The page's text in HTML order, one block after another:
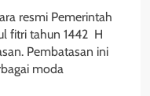
resmi Pemerintah
fitri tahun 1442 H
Pembatasan ini
moda